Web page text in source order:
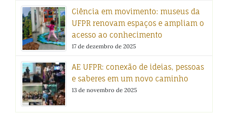
Ciência em movimento: museus da
UFPR renovam espaços e ampliam o
acesso ao conhecimento
17 de dezembro de 2025
AE UFPR: conexão de ideias, pessoas
e saberes em um novo caminho
13 de novembro de 2025